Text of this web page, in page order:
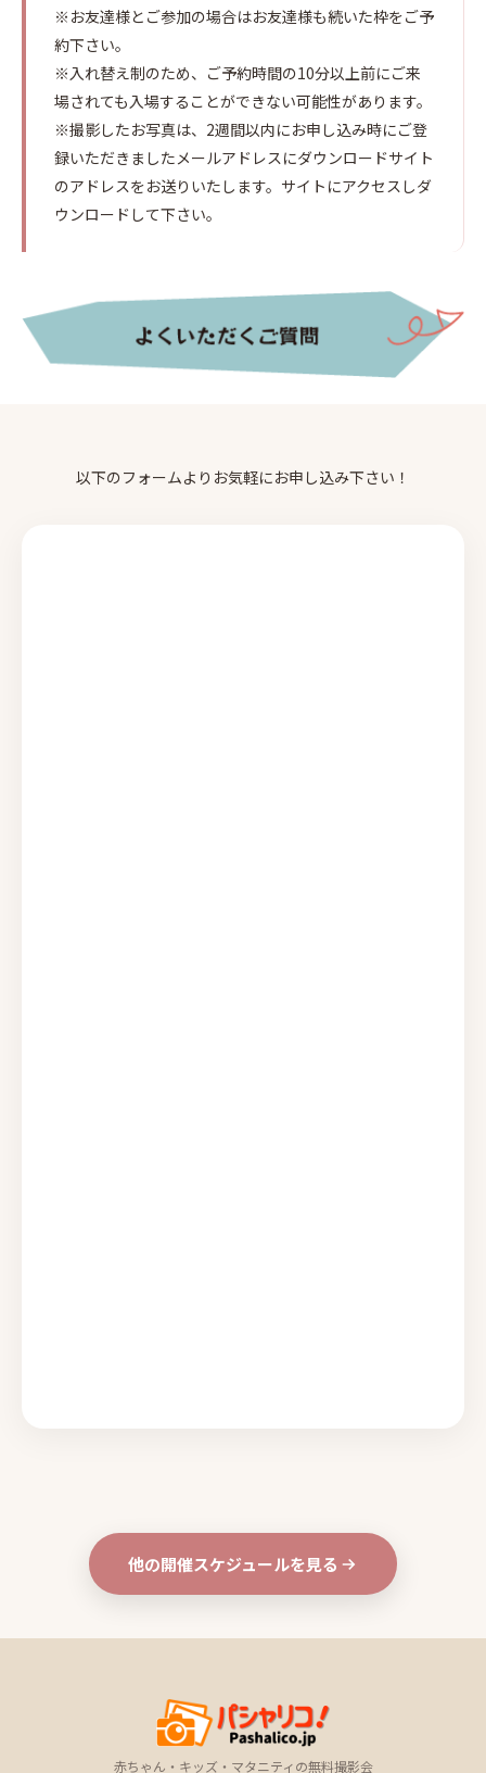
※お友達様とご参加の場合はお友達様も続いた枠をご予
約下さい。
※入れ替え制のため、ご予約時間の10分以上前にご来
場されても入場することができない可能性があります。
※撮影したお写真は、2週間以内にお申し込み時にご登
録いただきましたメールアドレスにダウンロードサイト
のアドレスをお送りいたします。サイトにアクセスしダ
ウンロードして下さい。
以下のフォームよりお気軽にお申し込み下さい！
他の開催スケジュールを見る
赤ちゃん・キッズ・マタニティの無料撮影会